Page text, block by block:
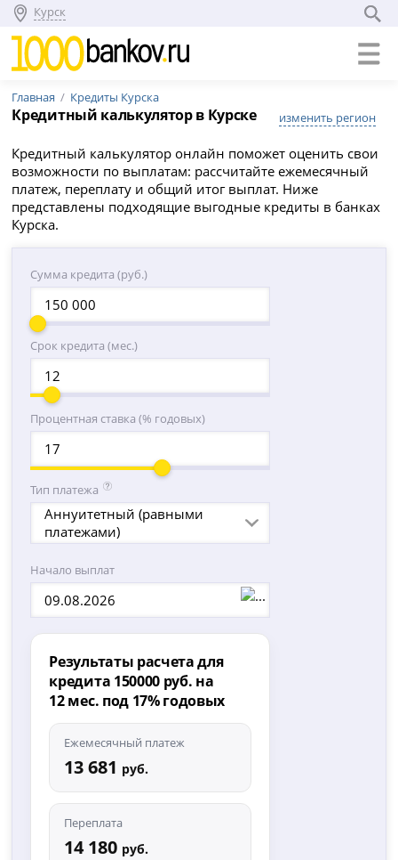
Курск
Главная Кредиты Курска
Кредитный калькулятор в Курске изменить регион
Кредитный калькулятор онлайн поможет оценить свои
возможности по выплатам: рассчитайте ежемесячный
платеж, переплату и общий итог выплат. Ниже
представлены подходящие выгодные кредиты в банках
Курска.
Сумма кредита (руб.)
Срок кредита (мес.)
Процентная ставка (% годовых)
Тип платежа
Аннуитетный (равными
платежами)
Начало выплат
Результаты расчета для
кредита 150000 руб. на
12 мес. под 17% годовых
Ежемесячный платеж
13 681 руб.
Переплата
14 180 руб.